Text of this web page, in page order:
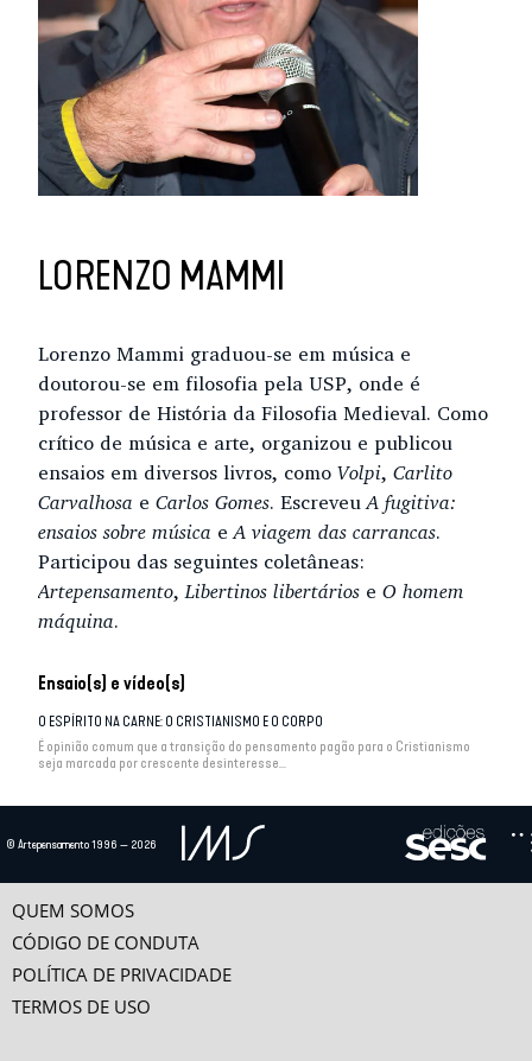
Ensaio(s) e vídeo(s)
O ESPÍRITO NA CARNE: O CRISTIANISMO E O CORPO
É opinião comum que a transição do pensamento pagão para o Cristianismo
seja marcada por crescente desinteresse...
Entre os séculos III e VI d.C. a música no Ocidente começa a se diferenciar das
músicas grega, romana, hindu ou...
O DECLÍNIO DE DON JUAN
Entre estudiosos, é aceito que “O burlador de Sevilha”, peça escrita em 1613
LORENZO MAMMI
Lorenzo Mammi graduou-se em música e
doutorou-se em filosofia pela USP, onde é
professor de História da Filosofia Medieval. Como
crítico de música e arte, organizou e publicou
ensaios em diversos livros, como Volpi, Carlito
Carvalhosa e Carlos Gomes. EscreveuA fugitiva:
ensaios sobre música eA viagem das carrancas.
Participou das seguintes coletâneas:
Artepensamento,Libertinos libertários e O homem
máquina.
© Artepensamento 1996 — 2026
QUEM SOMOS
CÓDIGO DE CONDUTA
POLÍTICA DE PRIVACIDADE
TERMOS DE USO